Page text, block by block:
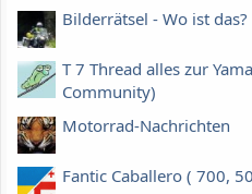
Bilderrätsel - Wo ist das?
T 7 Thread alles zur
Community)
Motorrad-Nachrichten
Fantic Caballero ( 700,